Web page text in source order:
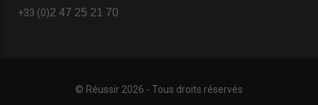
+33 (0)2 47 25 21 70
© Réussir 2026 - Tous droits réservés